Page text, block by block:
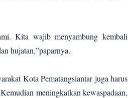
Kita wajib menyambung kembali
hujatan,”paparnya.
Kota Pematangsiantar juga harus
meningkatkan kewaspadaan,